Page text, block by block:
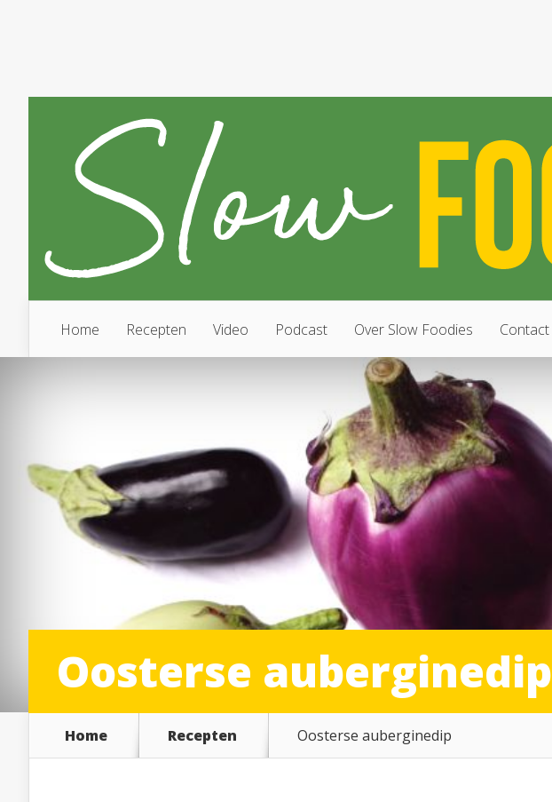
Home Recepten Video Podcast Over Slow Foodies Contact
Oosterse auberginedip
Home Recepten Oosterse auberginedip